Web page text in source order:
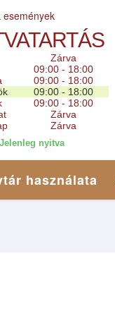
események
Zárva
09:00 - 18:00
09:00 - 18:00
09:00 - 18:00
09:00 - 18:00
Zárva
Zárva
nyitva
használata